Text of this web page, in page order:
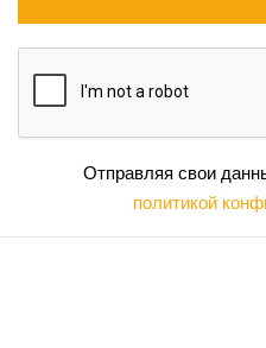
Отправляя свои
политикой